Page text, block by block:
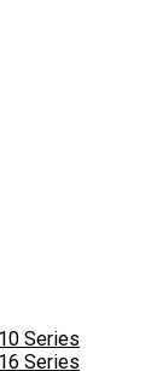
Series
Series